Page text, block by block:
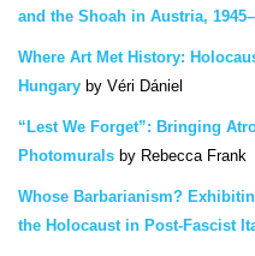
and the Shoah in Austria,
Where Art Met History:
Hungary by Véri Dániel
“Lest We Forget”: Bringing
Photomurals by Rebecca Frank
Whose Barbarianism?
the Holocaust in Post-Fascist